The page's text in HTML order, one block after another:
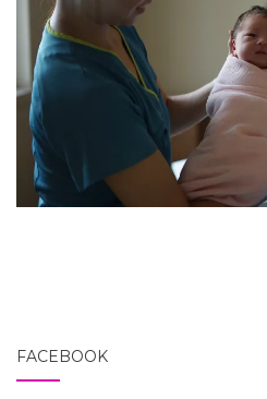
FACEBOOK